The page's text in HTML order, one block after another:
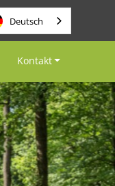
Deutsch
Kontakt